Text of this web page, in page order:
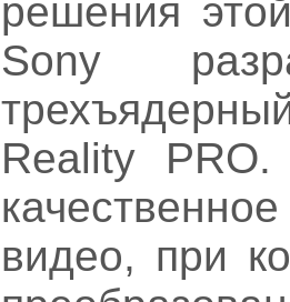
решения
Sony
Reality
видео, при